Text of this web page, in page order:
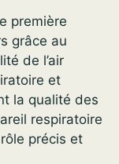
première
grâce au
de l’air
et
la qualité des
respiratoire
précis et